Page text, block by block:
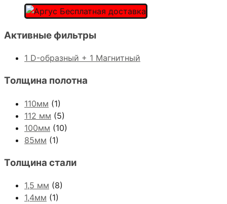
Активные фильтры
1 D-образный + 1 Магнитный
Толщина полотна
110мм (1)
112 мм (5)
100мм (10)
85мм (1)
Толщина стали
1,5 мм (8)
1,4мм (1)